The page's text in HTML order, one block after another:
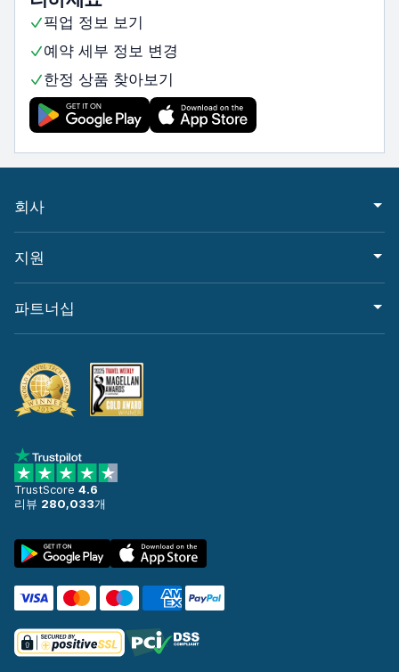
픽업 정보 보기
예약 세부 정보 변경
한정 상품 찾아보기
회사
지원
파트너십
TrustScore 4.6
리뷰 280,033개